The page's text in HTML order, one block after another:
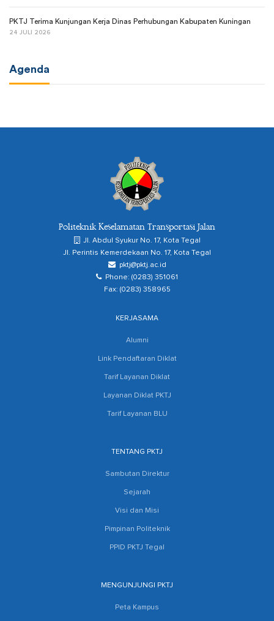
PKTJ Terima Kunjungan Kerja Dinas Perhubungan Kabupaten Kuningan
24 JULI 2026
Agenda
Politeknik Keselamatan Transportasi Jalan
Jl. Abdul Syukur No. 17, Kota Tegal
Jl. Perintis Kemerdekaan No. 17, Kota Tegal
pktj@pktj.ac.id
Phone: (0283) 351061
Fax: (0283) 358965
KERJASAMA
Alumni
Link Pendaftaran Diklat
Tarif Layanan Diklat
Layanan Diklat PKTJ
Tarif Layanan BLU
TENTANG PKTJ
Sambutan Direktur
Sejarah
Visi dan Misi
Pimpinan Politeknik
PPID PKTJ Tegal
MENGUNJUNGI PKTJ
Peta Kampus